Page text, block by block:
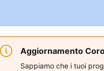
Aggiornamento
Sappiamo che i tuoi